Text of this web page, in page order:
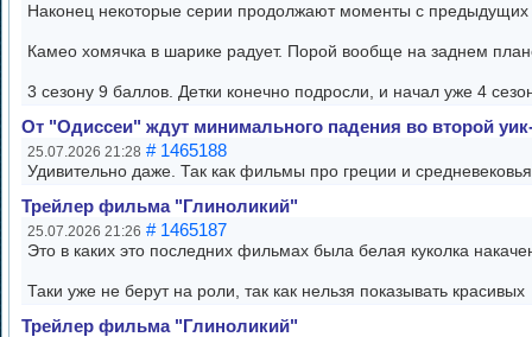
Наконец некоторые серии продолжают моменты с предыдущих
Камео хомячка в шарике радует. Порой вообще на заднем
3 сезону 9 баллов. Детки конечно подросли, и начал уже 4
От "Одиссеи" ждут минимального падения во второй
25.07.2026 21:28 # 1465188
Удивительно даже. Так как фильмы про греции и
Трейлер фильма "Глиноликий"
25.07.2026 21:26 # 1465187
Это в каких это последних фильмах была белая куколка
Таки уже не берут на роли, так как нельзя показывать красивых
Трейлер фильма "Глиноликий"